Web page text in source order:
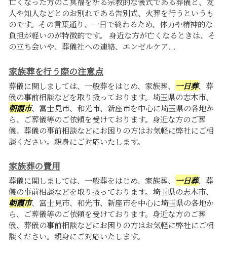
人や知人などとのお別れである告別式、火葬を行うというも
のです。その言葉通り、一日で終わるため、体力や精神的な
負担が軽いのが特徴的です。 身近な方が亡くなるときは、そ
の立ち会いや、葬儀社への連絡、エンゼルケア...
家族葬を行う際の注意点
葬儀に関しましては、一般葬をはじめ、家族葬、 一日葬、葬
儀の事前相談などを取り扱っております。埼玉県の志木市、
朝霞市、富士見市、和光市、新座市を中心に埼玉県の各地か
ら、ご葬儀等のご依頼を受けております。身近な方のご葬
儀、葬儀の事前相談などにお困りの方はお気軽に弊社にご相
談ください。親身にご対応いたします。
家族葬の費用
葬儀に関しましては、一般葬をはじめ、家族葬、 一日葬、葬
儀の事前相談などを取り扱っております。埼玉県の志木市、
朝霞市、富士見市、和光市、新座市を中心に埼玉県の各地か
ら、ご葬儀等のご依頼を受けております。身近な方のご葬
儀、葬儀の事前相談などにお困りの方はお気軽に弊社にご相
談ください。親身にご対応いたします。